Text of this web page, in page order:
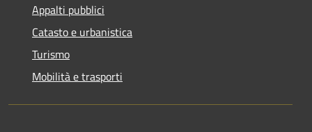
Appalti pubblici
Catasto e urbanistica
Turismo
Mobilità e trasporti